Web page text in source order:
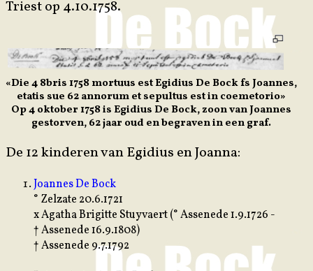
Triest op 4.10.1758.
«Die 4 8bris 1758 mortuus est Egidius De Bock fs Joannes,
etatis sue 62 annorum et sepultus est in coemetorio»
Op 4 oktober 1758 is Egidius De Bock, zoon van Joannes
gestorven, 62 jaar oud en begraven in een graf.
De 12 kinderen van Egidius en Joanna:
Joannes De Bock
° Zelzate 20.6.1721
x Agatha Brigitte Stuyvaert (° Assenede 1.9.1726 -
† Assenede 16.9.1808)
† Assenede 9.7.1792